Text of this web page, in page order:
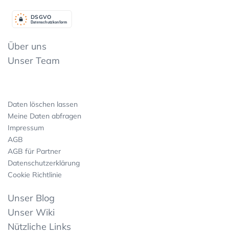
Datenschutzkonform
DSGVO
Über uns
Unser Team
Daten löschen lassen
Meine Daten abfragen
Impressum
AGB
AGB für Partner
Datenschutzerklärung
Cookie Richtlinie
Unser Blog
Unser Wiki
Nützliche Links